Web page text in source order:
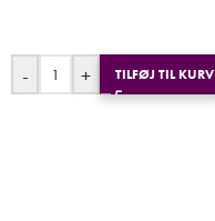
- + TILFØJ TIL KURV